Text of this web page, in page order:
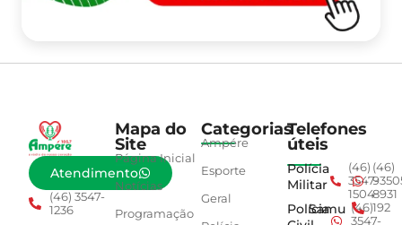
Atendimento
(46) 3547-
1236
Mapa do
Site
Página Inicial
Notícias
Programação
Categorias
Ampére
Esporte
Geral
Telefones
úteis
Polícia
Militar
(46)
3547-
1504
(46)
8931
Polícia
Samu (46)
3547-
192